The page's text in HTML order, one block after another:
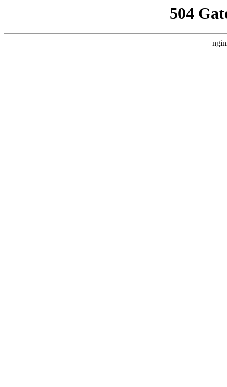
504